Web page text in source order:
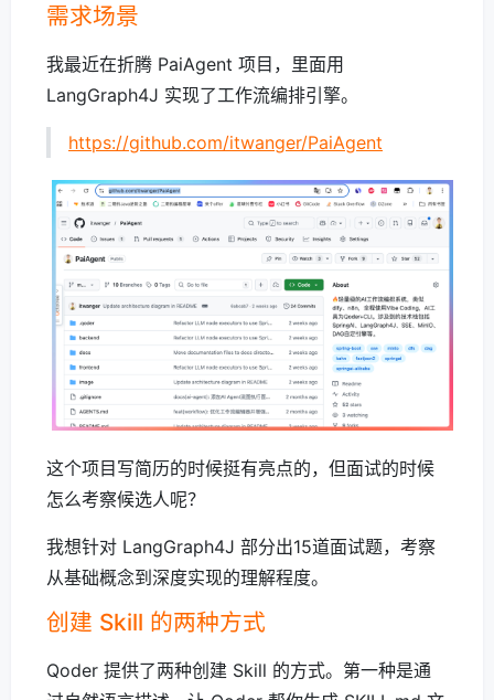
需求场景
我最近在折腾 PaiAgent 项目，里面用
LangGraph4J 实现了工作流编排引擎。
https://github.com/itwanger/PaiAgent
这个项目写简历的时候挺有亮点的，但面试的时候
怎么考察候选人呢？
我想针对 LangGraph4J 部分出15道面试题，考察
从基础概念到深度实现的理解程度。
创建 Skill 的两种方式
Qoder 提供了两种创建 Skill 的方式。第一种是通